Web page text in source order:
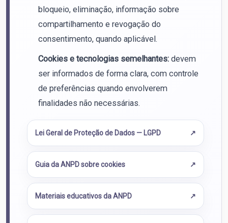
bloqueio, eliminação, informação sobre
compartilhamento e revogação do
consentimento, quando aplicável.
Cookies e tecnologias semelhantes: devem
ser informados de forma clara, com controle
de preferências quando envolverem
finalidades não necessárias.
Lei Geral de Proteção de Dados — LGPD
Guia da ANPD sobre cookies
Materiais educativos da ANPD